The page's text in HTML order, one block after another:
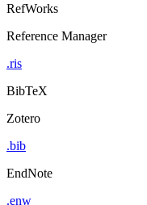
RefWorks
Reference Manager
.ris
BibTeX
Zotero
.bib
EndNote
.enw